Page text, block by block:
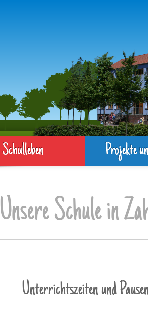
Schulleben Projekte
Unsere Schule in
Unterrichtszeiten und